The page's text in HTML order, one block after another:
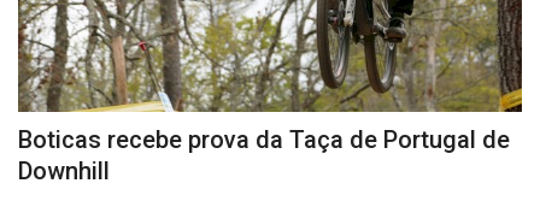
Boticas recebe prova da Taça de Portugal de
Downhill